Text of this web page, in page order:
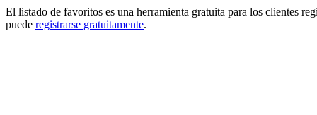
El listado de favoritos es una herramienta gratuita para los clientes
puede registrarse gratuitamente.